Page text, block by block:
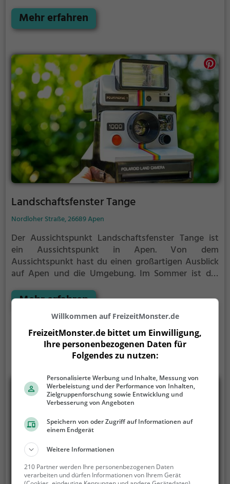
Holzkohle.
Mehr erfahren
Landschaftsfenster Tange
Nordloher Straße, 26689 Apen
Der Aussichtspunkt Landschaftsfenster Tange ist
ein Aussichtspunkt in Apen. Von dem
Aussichtspunkt hast du einen großartigen Ausblick
auf Apen und die Umgebung. Im Sommer ist der
schönes Ausflugsziel für Familienausflüge,
warmen und sonnigen Tagen viele Besucher aus der
Region an.
Mehr erfahren
Willkommen auf FreizeitMonster.de
FreizeitMonster.de bittet um Einwilligung,
Ihre personenbezogenen Daten für
Folgendes zu nutzen:
Personalisierte Werbung und Inhalte, Messung von
Werbeleistung und der Performance von Inhalten,
Zielgruppenforschung sowie Entwicklung und
Verbesserung von Angeboten
Speichern von oder Zugriff auf Informationen auf
einem Endgerät
Weitere Informationen
210 Partner werden Ihre personenbezogenen Daten
verarbeiten und dürfen Informationen von Ihrem Gerät